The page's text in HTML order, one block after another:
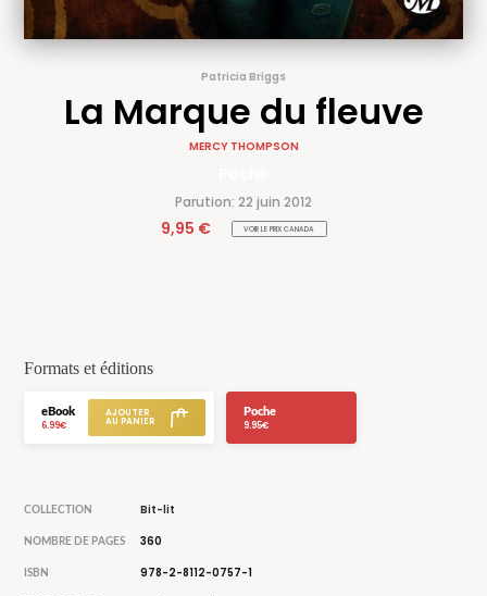
Patricia Briggs
La Marque du fleuve
MERCY THOMPSON
Parution: 22 juin 2012
9,95 € VOIR LE PRIX CANADA
Formats et éditions
eBook
6.99€
Poche
9.95€
COLLECTION Bit-lit
NOMBRE DE PAGES 360
ISBN 978-2-8112-0757-1